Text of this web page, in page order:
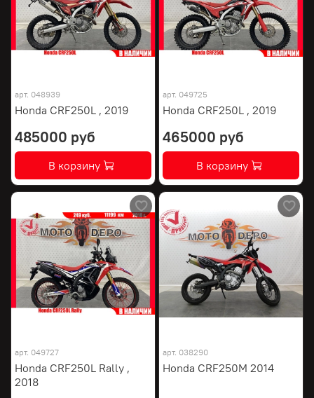
арт. 048939
Honda CRF250L , 2019
485000 руб
В корзину
арт. 049725
Honda CRF250L , 2019
465000 руб
В корзину
арт. 049727
Honda CRF250L Rally ,
2018
арт. 038290
Honda CRF250M 2014